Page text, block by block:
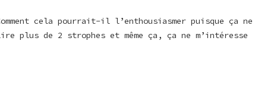
cela pourrait-il l’enthousiasmer puisque ça ne
plus de 2 strophes et même ça, ça ne m’intéresse